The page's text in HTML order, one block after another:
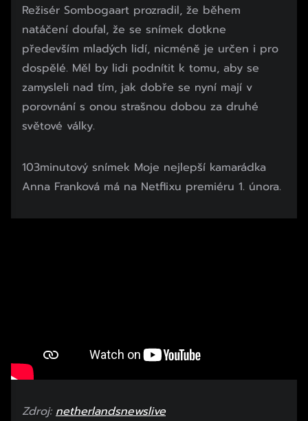
Režisér Sombogaart prozradil, že během
natáčení doufal, že se snímek dotkne
především mladých lidí, nicméně je určen i pro
dospělé. Měl by lidi podnítit k tomu, aby se
zamysleli nad tím, jak dobře se nyní mají v
porovnání s onou strašnou dobou za druhé
světové války.
103minutový snímek Moje nejlepší kamarádka
Anna Franková má na Netflixu premiéru 1. února.
Zdroj: netherlandsnewslive